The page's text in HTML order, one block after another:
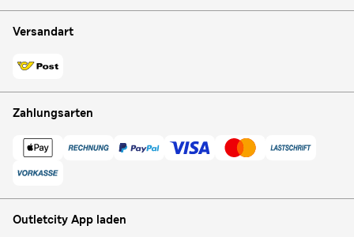
Versandart
Zahlungsarten
Outletcity App laden